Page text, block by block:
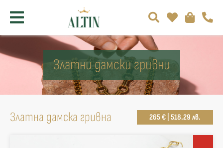
Златни дамски гривни
Златна дамска гривна 265 € | 518.29 лв.